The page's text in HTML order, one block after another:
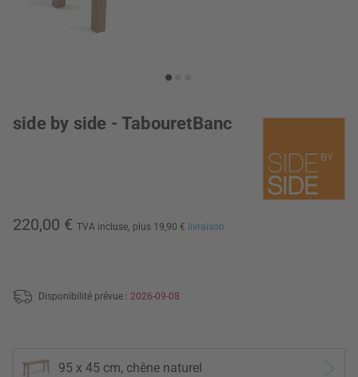
side by side - TabouretBanc
220,00 € TVA incluse, plus 19,90 € livraison
Disponibilité prévue : 2026-09-08
95 x 45 cm, chêne naturel